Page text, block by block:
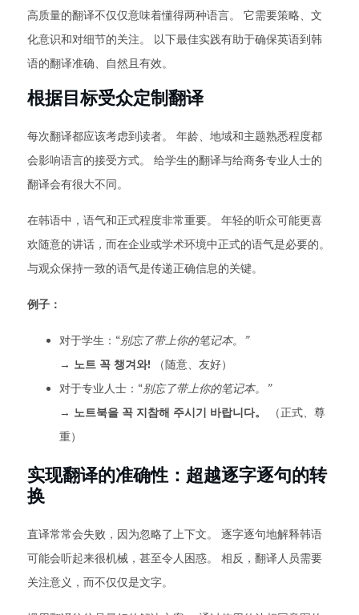
高质量的翻译不仅仅意味着懂得两种语言。 它需要策略、文
化意识和对细节的关注。 以下最佳实践有助于确保英语到韩
语的翻译准确、自然且有效。
根据目标受众定制翻译
每次翻译都应该考虑到读者。 年龄、地域和主题熟悉程度都
会影响语言的接受方式。 给学生的翻译与给商务专业人士的
翻译会有很大不同。
在韩语中，语气和正式程度非常重要。 年轻的听众可能更喜
欢随意的讲话，而在企业或学术环境中正式的语气是必要的。
与观众保持一致的语气是传递正确信息的关键。
例子：
对于学生：“别忘了带上你的笔记本。”
→ 노트 꼭 챙겨와! （随意、友好）
对于专业人士：“别忘了带上你的笔记本。”
→ 노트북을 꼭 지참해 주시기 바랍니다。
（正式、尊
重）
实现翻译的准确性：超越逐字逐句的转
换
直译常常会失败，因为忽略了上下文。 逐字逐句地解释韩语
可能会听起来很机械，甚至令人困惑。 相反，翻译人员需要
关注意义，而不仅仅是文字。